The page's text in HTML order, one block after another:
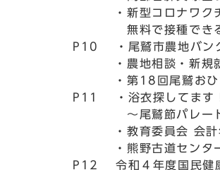
・新型コロナワクチ
無料で接種できるの
P10 ・尾鷲市農地バン
・農地相談・新規就
・第18回尾鷲おひな
P11 ・浴衣探してます
～尾鷲節パレード
・教育委員会 会計年
・熊野古道センター
P12 令和４年度国民健